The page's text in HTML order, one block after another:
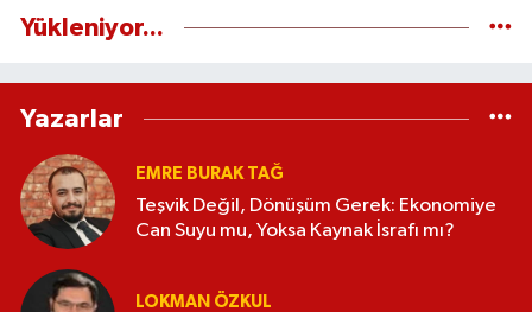
Yükleniyor...
Yazarlar
EMRE BURAK TAĞ
Teşvik Değil, Dönüşüm Gerek: Ekonomiye
Can Suyu mu, Yoksa Kaynak İsrafı mı?
LOKMAN ÖZKUL